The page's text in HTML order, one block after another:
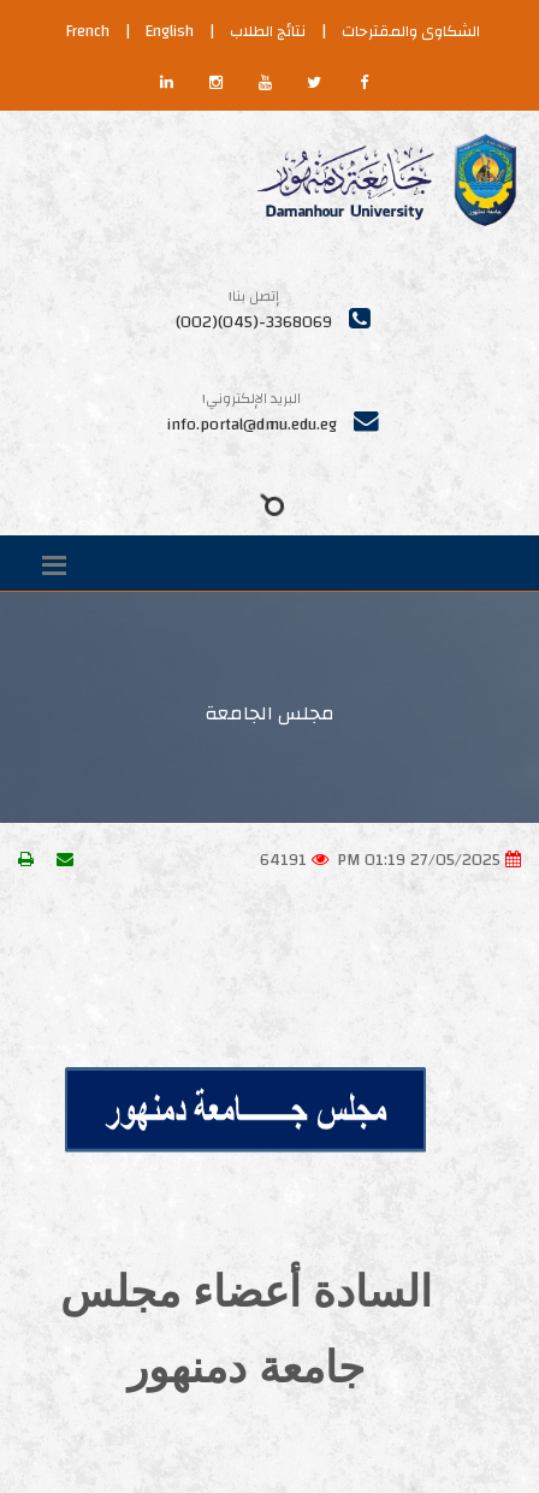
والمقترحات | نتائج الطلاب |
English
French
3368069-(045)(002)
البريد الإلكتروني!
info.portal@dmu.edu.eg
مجلس الجامعة
27/05/
64191
السادة أعضاء مجلس
جامعة دمنهور